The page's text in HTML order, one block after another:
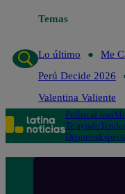
Temas
Lo último
Me
Perú Decide 2026
Valentina Valiente
PolíticaLima
Te ayudo
Deportes